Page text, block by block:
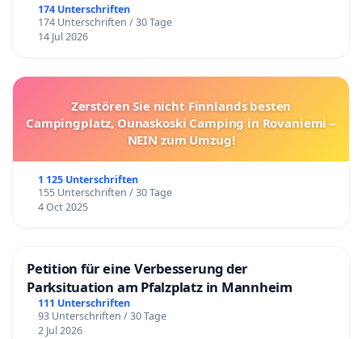
174 Unterschriften
174 Unterschriften / 30 Tage
14 Jul 2026
Zerstören Sie nicht Finnlands besten
Campingplatz, Ounaskoski Camping in Rovaniemi –
NEIN zum Umzug!
1 125 Unterschriften
155 Unterschriften / 30 Tage
4 Oct 2025
Petition für eine Verbesserung der
Parksituation am Pfalzplatz in Mannheim
111 Unterschriften
93 Unterschriften / 30 Tage
2 Jul 2026